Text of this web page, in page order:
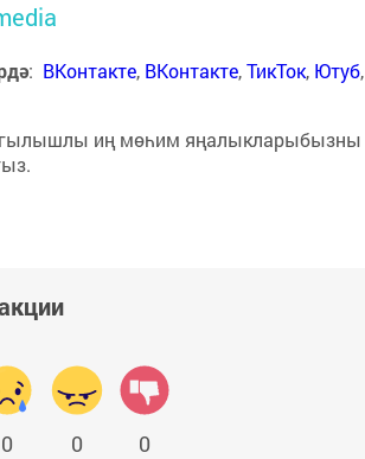
: ВКонтакте, ВКонтакте,ТикТок, Ютуб,
иң мөһим яңалыкларыбызны
0 0 0